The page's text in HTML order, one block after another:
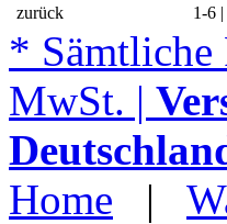
zurück
1-6
* Sämtliche
MwSt. |
Home |